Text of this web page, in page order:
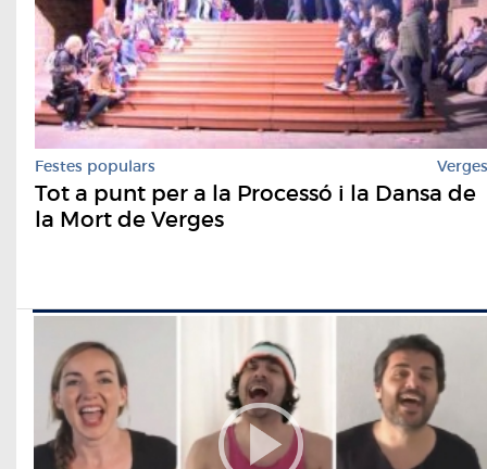
Festes populars Verges
Tot a punt per a la Processó i la Dansa de
la Mort de Verges